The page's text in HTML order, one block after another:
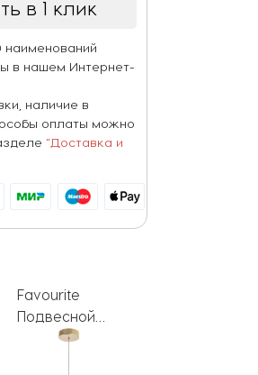
в 1 клик
в нашем Интернет-
наличие в
оплаты можно
"Доставка и
Favourite
Подвесной
светильник